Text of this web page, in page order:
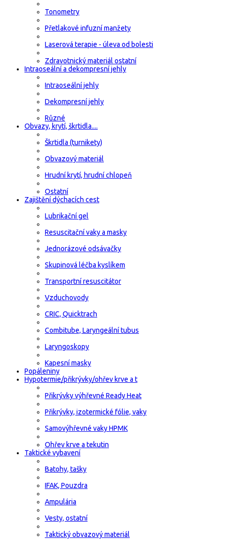
Tonometry
Přetlakové infuzní manžety
Laserová terapie - úleva od bolesti
Zdravotnický materiál ostatní
Intraoseální a dekompresní jehly
Intraoseální jehly
Dekompresní jehly
Různé
Obvazy, krytí, škrtidla....
Škrtidla (turnikety)
Obvazový materiál
Hrudní krytí, hrudní chlopeň
Ostatní
Zajištění dýchacích cest
Lubrikační gel
Resuscitační vaky a masky
Jednorázové odsávačky
Skupinová léčba kyslíkem
Transportní resuscitátor
Vzduchovody
CRIC, Quicktrach
Combitube, Laryngeální tubus
Laryngoskopy
Kapesní masky
Popáleniny
Hypotermie/přikrývky/ohřev krve a t
Přikrývky výhřevné Ready Heat
Přikrývky, izotermické fólie, vaky
Samovýhřevné vaky HPMK
Ohřev krve a tekutin
Taktické vybavení
Batohy, tašky
IFAK, Pouzdra
Ampulária
Vesty, ostatní
Taktický obvazový materiál